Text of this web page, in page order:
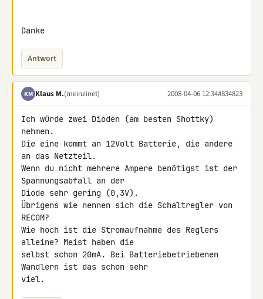
Danke
Antwort
KM Klaus M.(meinzinet) 2008-04-06 12:34#834823
Ich würde zwei Dioden (am besten Shottky)
nehmen.
Die eine kommt an 12Volt Batterie, die andere
an das Netzteil.
Wenn du nicht mehrere Ampere benötigst ist der
Spannungsabfall an der
Diode sehr gering (0,3V).
Übrigens wie nennen sich die Schaltregler von
RECOM?
Wie hoch ist die Stromaufnahme des Reglers
alleine? Meist haben die
selbst schon 20mA. Bei Batteriebetriebenen
Wandlern ist das schon sehr
viel.